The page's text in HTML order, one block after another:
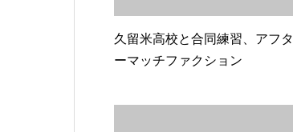
久留米高校と合同練習、アフタ
ーマッチファクション